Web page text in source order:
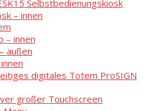
Selbstbedienungskiosk
– innen
– innen
außen
digitales Totem ProSIGN
großer Touchscreen